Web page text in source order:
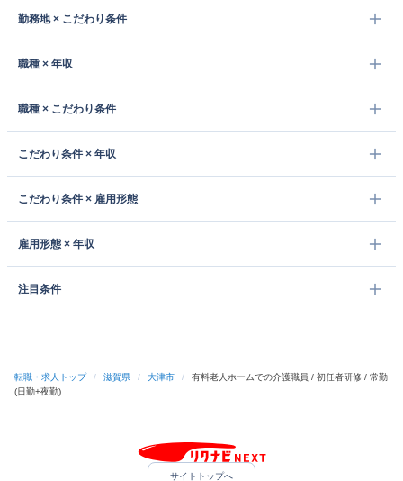
勤務地 × こだわり条件
職種 × 年収
職種 × こだわり条件
こだわり条件 × 年収
こだわり条件 × 雇用形態
雇用形態 × 年収
注目条件
転職・求人トップ / 滋賀県 / 大津市 /
有料老人ホームでの介護職員 / 初任者研修 / 常勤
(日勤+夜勤)
サイトトップへ